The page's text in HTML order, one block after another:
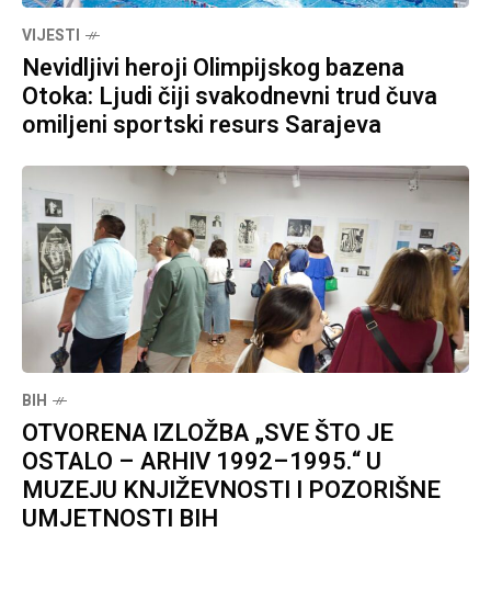
VIJESTI
Nevidljivi heroji Olimpijskog bazena
Otoka: Ljudi čiji svakodnevni trud čuva
omiljeni sportski resurs Sarajeva
BIH
OTVORENA IZLOŽBA „SVE ŠTO JE
OSTALO – ARHIV 1992–1995.“ U
MUZEJU KNJIŽEVNOSTI I POZORIŠNE
UMJETNOSTI BIH